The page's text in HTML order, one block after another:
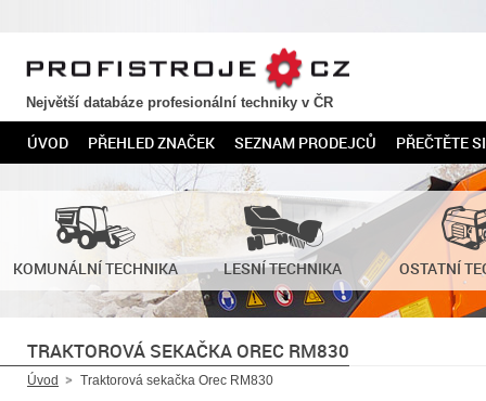
PROFISTROJE.CZ
Největší databáze profesionální techniky v ČR
ÚVOD PŘEHLED ZNAČEK SEZNAM PRODEJCŮ PŘEČTĚTE SI
KOMUNÁLNÍ TECHNIKA LESNÍ TECHNIKA OSTATNÍ
TRAKTOROVÁ SEKAČKA OREC RM830
Úvod Traktorová sekačka Orec RM830